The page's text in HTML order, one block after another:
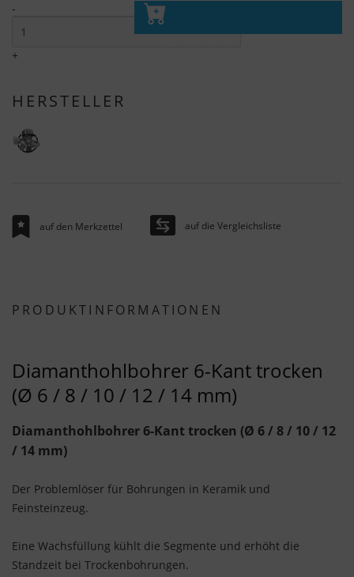
-
+
In den Warenkorb
HERSTELLER
auf den Merkzettel auf die Vergleichsliste
PRODUKTINFORMATIONEN
Diamanthohlbohrer 6-Kant trocken
(Ø 6 / 8 / 10 / 12 / 14 mm)
Diamanthohlbohrer 6-Kant trocken (Ø 6 / 8 / 10 / 12
/ 14 mm)
Der Problemlöser für Bohrungen in Keramik und
Feinsteinzeug.
Eine Wachsfüllung kühlt die Segmente und erhöht die
Standzeit bei Trockenbohrungen.